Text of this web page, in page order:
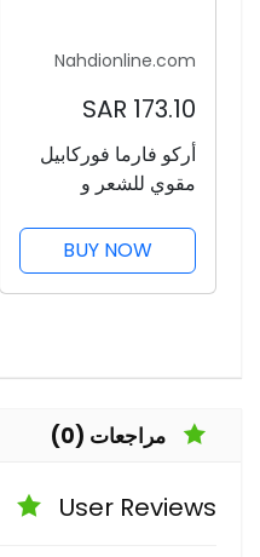
Nahdionline.com
173.10 SAR
أركو فارما فوركابيل
مقوي للشعر و
BUY NOW
مراجعات (0)
User Reviews